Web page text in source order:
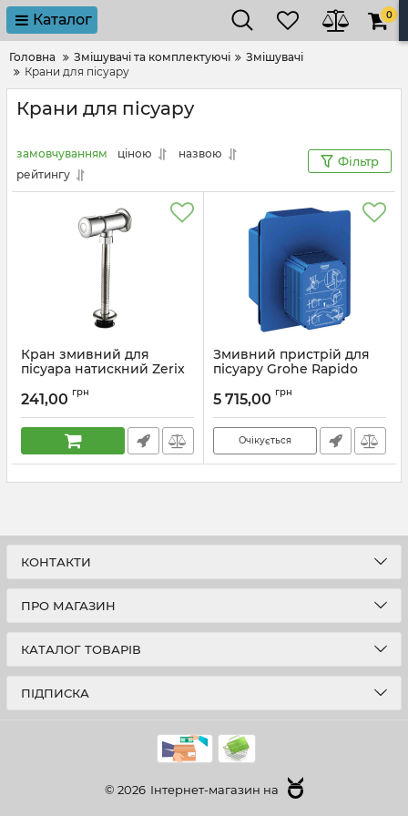
Каталог 0
Головна Змішувачі та комплектуючі
Змішувачі
Крани для пісуару
Крани для пісуару
замовчуванням ціною
назвою
рейтингу
Фільтр
Кран змивний для
пісуара натискний Zerix
Артикул: ZX5836
241,00 грн
Змивний пристрій для
пісуару Grohe Rapido
Артикул: 38787000
5 715,00 грн
Очікується
КОНТАКТИ
ПРО МАГАЗИН
КАТАЛОГ ТОВАРІВ
ПІДПИСКА
© 2026 Інтернет-магазин на